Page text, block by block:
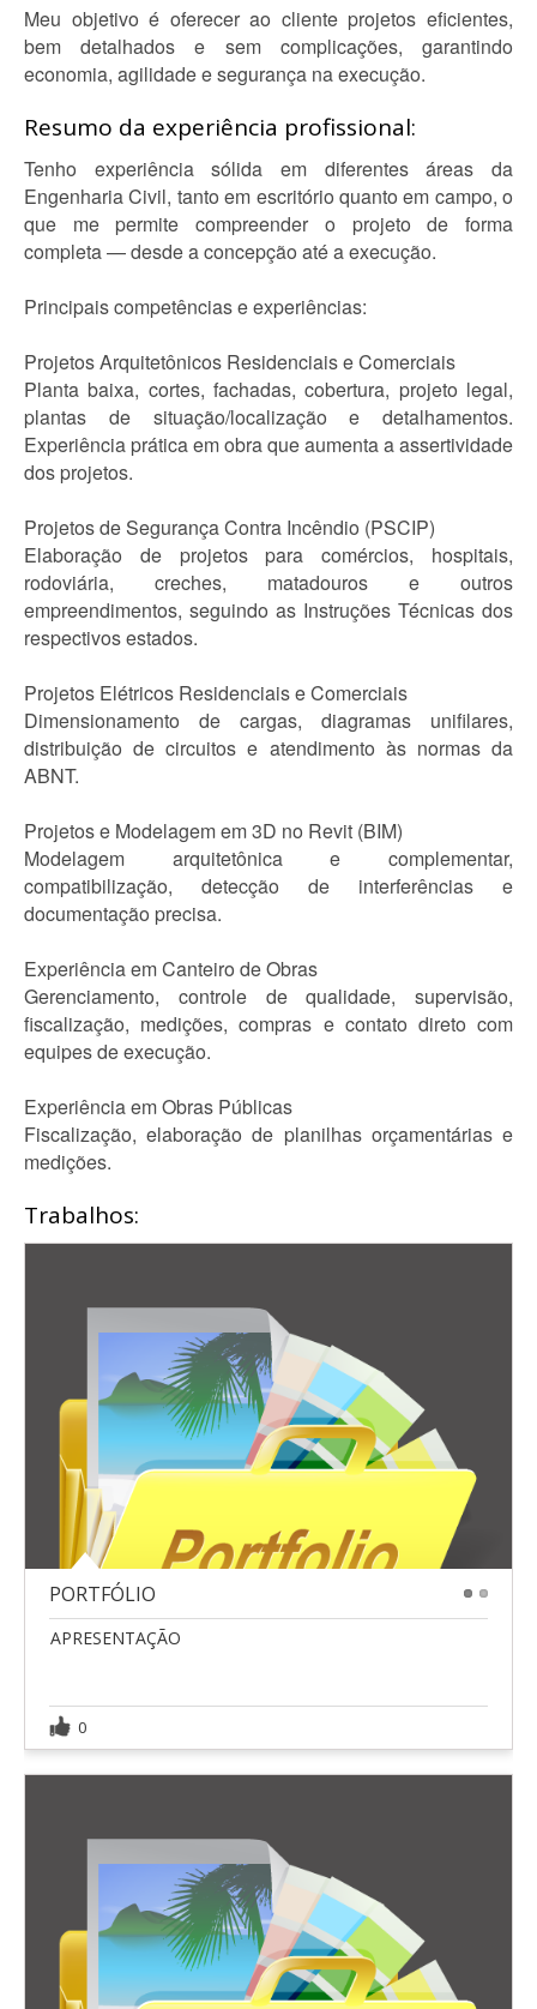
Meu objetivo é oferecer ao cliente projetos eficientes,
bem detalhados e sem complicações, garantindo
economia, agilidade e segurança na execução.
Resumo da experiência profissional:
Tenho experiência sólida em diferentes áreas da
Engenharia Civil, tanto em escritório quanto em campo, o
que me permite compreender o projeto de forma
completa — desde a concepção até a execução.
Principais competências e experiências:
Projetos Arquitetônicos Residenciais e Comerciais
Planta baixa, cortes, fachadas, cobertura, projeto legal,
plantas de situação/localização e detalhamentos.
Experiência prática em obra que aumenta a assertividade
dos projetos.
Projetos de Segurança Contra Incêndio (PSCIP)
Elaboração de projetos para comércios, hospitais,
rodoviária, creches, matadouros e outros
empreendimentos, seguindo as Instruções Técnicas dos
respectivos estados.
Projetos Elétricos Residenciais e Comerciais
Dimensionamento de cargas, diagramas unifilares,
distribuição de circuitos e atendimento às normas da
ABNT.
Projetos e Modelagem em 3D no Revit (BIM)
Modelagem arquitetônica e complementar,
compatibilização, detecção de interferências e
documentação precisa.
Experiência em Canteiro de Obras
Gerenciamento, controle de qualidade, supervisão,
fiscalização, medições, compras e contato direto com
equipes de execução.
Experiência em Obras Públicas
Fiscalização, elaboração de planilhas orçamentárias e
medições.
Trabalhos:
PORTFÓLIO
APRESENTAÇÃO
0